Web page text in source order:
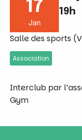
17
Jan
19h
Salle des sports
Association
Interclub par
Gym